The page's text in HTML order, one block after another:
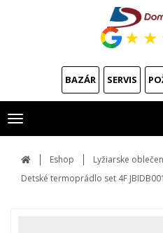
★ ★
BAZÁR SERVIS
Toggle
navigation
Eshop Lyžiarske
Detské termoprádlo set 4F